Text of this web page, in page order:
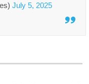
July 5, 2025